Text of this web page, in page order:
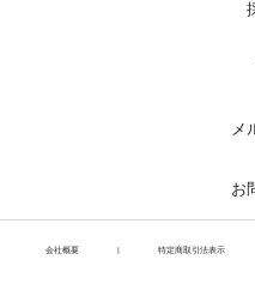
メ
お
会社概要 特定商取引法表示